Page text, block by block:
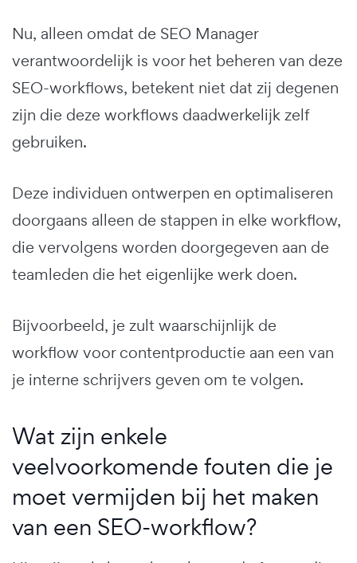
Nu, alleen omdat de SEO Manager
verantwoordelijk is voor het beheren van deze
SEO-workflows, betekent niet dat zij degenen
zijn die deze workflows daadwerkelijk zelf
gebruiken.
Deze individuen ontwerpen en optimaliseren
doorgaans alleen de stappen in elke workflow,
die vervolgens worden doorgegeven aan de
teamleden die het eigenlijke werk doen.
Bijvoorbeeld, je zult waarschijnlijk de
workflow voor contentproductie aan een van
je interne schrijvers geven om te volgen.
Wat zijn enkele
veelvoorkomende fouten die je
moet vermijden bij het maken
van een SEO-workflow?